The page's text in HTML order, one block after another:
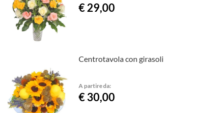
€ 29,00
Centrotavola con girasoli
A partire da:
€ 30,00